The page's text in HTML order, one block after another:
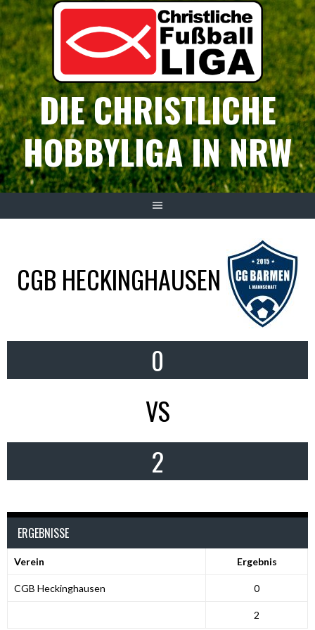
Springe
zum
Inhalt
DIE CHRISTLICHE
HOBBYLIGA IN NRW
CGB HECKINGHAUSEN
0
VS
2
ERGEBNISSE
Verein Ergebnis
CGB Heckinghausen 0
2